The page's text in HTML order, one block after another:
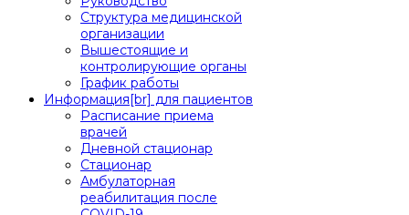
Структура медицинской
организации
Вышестоящие и
контролирующие органы
График работы
Информация[br] для пациентов
Расписание приема
врачей
Дневной стационар
Стационар
Амбулаторная
реабилитация после